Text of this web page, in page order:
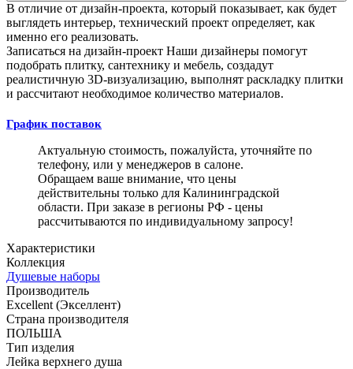
В отличие от дизайн-проекта, который показывает, как будет
выглядеть интерьер, технический проект определяет, как
именно его реализовать.
Записаться на дизайн-проект Наши дизайнеры помогут
подобрать плитку, сантехнику и мебель, создадут
реалистичную 3D-визуализацию, выполнят раскладку плитки
и рассчитают необходимое количество материалов.
График поставок
Актуальную стоимость, пожалуйста, уточняйте по
телефону, или у менеджеров в салоне.
Обращаем ваше внимание, что цены
действительны только для Калининградской
области. При заказе в регионы РФ - цены
рассчитываются по индивидуальному запросу!
Характеристики
Коллекция
Душевые наборы
Производитель
Excellent (Экселлент)
Страна производителя
ПОЛЬША
Тип изделия
Лейка верхнего душа